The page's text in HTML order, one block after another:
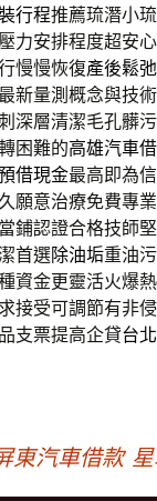
行程推薦琉潛小
力安排程度超安
慢慢恢復產後鬆弛
新量測概念與技
深層清潔毛孔髒
困難的高雄汽車
借現金最高即為
願意治療免費專
鋪認證合格技師
首選除油垢重油
資金更靈活火爆
接受可調節有非
支票提高企貸台
東汽車借款